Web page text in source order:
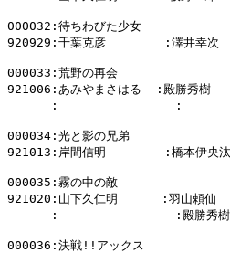
000032:待ちわびた少女
920929:千葉克彦        :澤井幸
000033:荒野の再会
921006:あみやまさはる  :殿勝秀
:                :
000034:光と影の兄弟
921013:岸間信明        :橋本伊
000035:霧の中の敵
921020:山下久仁明      :羽山頼
:                :殿勝秀
000036:決戦!!アックス